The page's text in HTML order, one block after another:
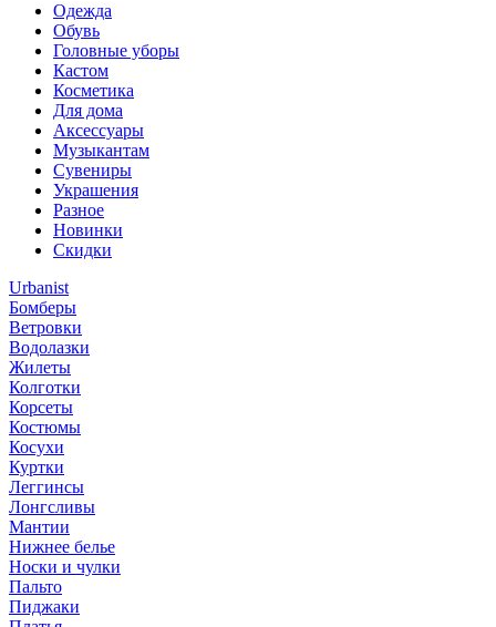
Одежда
Обувь
Головные уборы
Кастом
Косметика
Для дома
Аксессуары
Музыкантам
Сувениры
Украшения
Разное
Новинки
Скидки
Urbanist
Бомберы
Ветровки
Водолазки
Жилеты
Колготки
Корсеты
Костюмы
Косухи
Куртки
Леггинсы
Лонгсливы
Мантии
Нижнее белье
Носки и чулки
Пальто
Пиджаки